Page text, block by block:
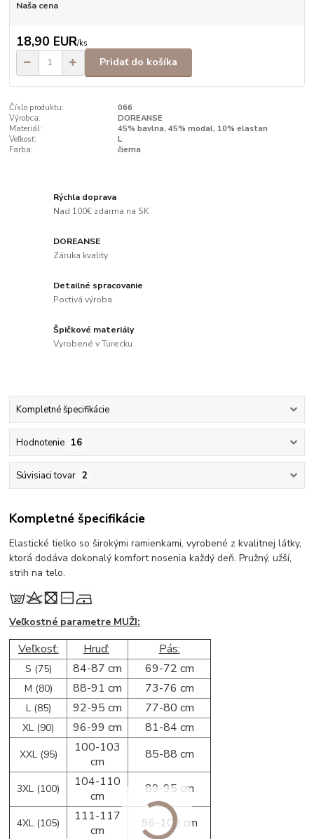
Naša cena
18,90 EUR/ks
Pridať do košíka
Číslo produktu:
066
Výrobca:
DOREANSE
Materiál:
45% bavlna, 45% modal, 10% elastan
Veľkosť:
L
Farba:
čierna
Rýchla doprava
Nad 100€ zdarma na SK
DOREANSE
Záruka kvality
Detailné spracovanie
Poctivá výroba
Špičkové materiály
Vyrobené v Turecku
Kompletné špecifikácie
Hodnotenie 16
Súvisiaci tovar 2
Kompletné špecifikácie
Elastické tielko so širokými ramienkami, vyrobené z kvalitnej látky,
ktorá dodáva dokonalý komfort nosenia každý deň. Pružný, užší,
strih na telo.
Veľkostné parametre MUŽI:
Veľkosť: Hruď: Pás:
S (75) 84-87 cm 69-72 cm
M (80) 88-91 cm 73-76 cm
L (85) 92-95 cm 77-80 cm
XL (90) 96-99 cm 81-84 cm
XXL (95)
100-103
cm
85-88 cm
3XL (100)
104-110
cm
89-95 cm
4XL (105)
111-117
cm
96-102 cm